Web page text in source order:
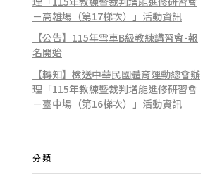
－高雄場（第17梯次）」活動資訊
【公告】115年雪車B級教練講習會-報
名開始
【轉知】檢送中華民國體育運動總會辦
理「115年教練暨裁判增能進修研習會
－臺中場（第16梯次）」活動資訊
分類